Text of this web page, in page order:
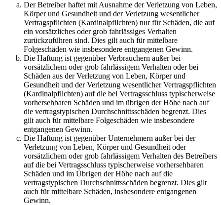
Der Betreiber haftet mit Ausnahme der Verletzung von Leben,
Körper und Gesundheit und der Verletzung wesentlicher
Vertragspflichten (Kardinalpflichten) nur für Schäden, die auf
ein vorsätzliches oder grob fahrlässiges Verhalten
zurückzuführen sind. Dies gilt auch für mittelbare
Folgeschäden wie insbesondere entgangenen Gewinn.
Die Haftung ist gegenüber Verbrauchern außer bei
vorsätzlichem oder grob fahrlässigem Verhalten oder bei
Schäden aus der Verletzung von Leben, Körper und
Gesundheit und der Verletzung wesentlicher Vertragspflichten
(Kardinalpflichten) auf die bei Vertragsschluss typischerweise
vorhersehbaren Schäden und im übrigen der Höhe nach auf
die vertragstypischen Durchschnittsschäden begrenzt. Dies
gilt auch für mittelbare Folgeschäden wie insbesondere
entgangenen Gewinn.
Die Haftung ist gegenüber Unternehmern außer bei der
Verletzung von Leben, Körper und Gesundheit oder
vorsätzlichem oder grob fahrlässigem Verhalten des Betreibers
auf die bei Vertragsschluss typischerweise vorhersehbaren
Schäden und im Übrigen der Höhe nach auf die
vertragstypischen Durchschnittsschäden begrenzt. Dies gilt
auch für mittelbare Schäden, insbesondere entgangenen
Gewinn.